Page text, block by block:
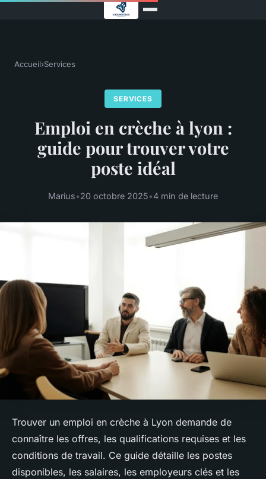
Accueil›Services
SERVICES
Emploi en crèche à lyon :
guide pour trouver votre
poste idéal
Marius•20 octobre 2025•4 min de lecture
Trouver un emploi en crèche à Lyon demande de
connaître les offres, les qualifications requises et les
conditions de travail. Ce guide détaille les postes
disponibles, les salaires, les employeurs clés et les